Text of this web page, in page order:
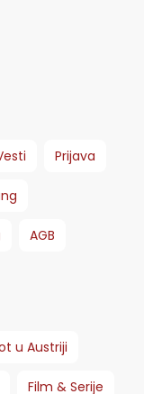
Prijava
AGB
u Austriji
Film & Serije